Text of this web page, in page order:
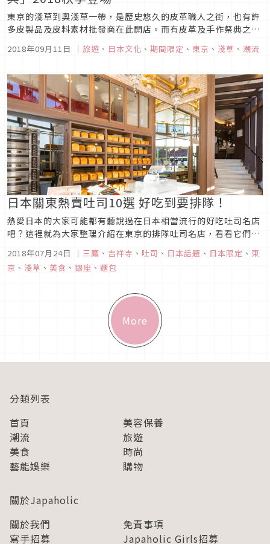
東京的淺草到奧淺草一帶，是歷史悠久的皮革職人之街，也有許
多皮製品及皮料素材批發商在此開店。而有皮革及手作祭典之稱
的「淺草a-round 2018秋」活動即將於2018年10月19日、20
日和21日盛大舉行。到淺草除了參拜淺草寺體驗日本文化，剛好
2018年09月11日 ｜ 旅遊 、 日本文化 、 期間限定 、 東京 、 淺草 、 潮流
日本關東熱賣吐司10選 好吃到要排隊！
熱愛日本的大家可能都有聽說過在日本相當流行的好吃吐司名店
吧？這裡就為大家整理介紹在東京的排隊吐司名店，看看它們到
司怎麼可以錯過呢？快來一起品嚐這些好吃又好看的美食吧！1.
乃が美／神奈川這家在日本很有名的高級生吐司專門店「乃が
2018年07月24日 ｜ 三鷹 、 吉祥寺 、 吐司 、 日本話題 、 日本限定 、 東
京 、 淺草 、 美食 、 銀座 、 麵包
More
分類列表
首頁
美容保養
潮流
旅遊
美食
時尚
藝能娛樂
購物
關於Japaholic
關於我們
免責事項
寫手招募
Japaholic Girls招募